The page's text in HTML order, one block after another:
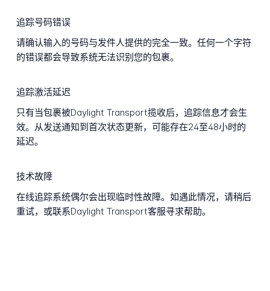
追踪号码错误
请确认输入的号码与发件人提供的完全一致。任何一个字符
的错误都会导致系统无法识别您的包裹。
追踪激活延迟
只有当包裹被Daylight Transport揽收后，追踪信息才会生
效。从发送通知到首次状态更新，可能存在24至48小时的
延迟。
技术故障
在线追踪系统偶尔会出现临时性故障。如遇此情况，请稍后
重试，或联系Daylight Transport客服寻求帮助。